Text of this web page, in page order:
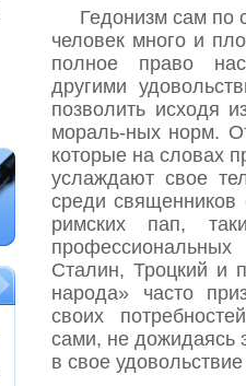
Гедонизм сам по
человек много и
полное право
другими
позволить исходя
мораль-ных норм.
которые на словах
услаждают свое
среди
римских пап,
Сталин, Троцкий и
народа» часто
своих
сами, не дожидаясь
в свое